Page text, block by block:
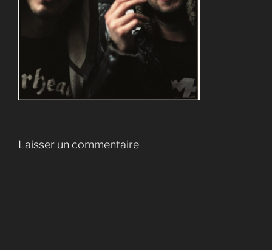
Laisser un commentaire